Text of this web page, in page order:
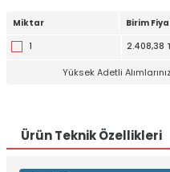
Miktar
Birim
1
2.408,38
Yüksek Adetli
Ürün Teknik Özellikleri